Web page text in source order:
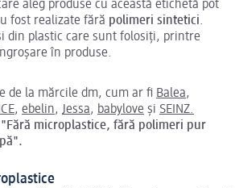
aleg produse cu această etichetă pot
fost realizate fără polimeri sintetici.
din plastic care sunt folosiți, printre
în produse.
de la mărcile dm, cum ar fi Balea,
, ebelin, Jessa, babylove și SEINZ.
"Fără microplastice, fără polimeri pur